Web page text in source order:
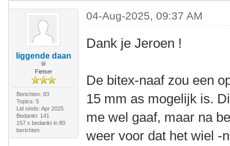
liggende daan
Fietser
Berichten: 83
Topics: 5
Lid sinds: Apr 2025
Bedankt: 141
157 x bedankt in 80
berichten
04-Aug-2025, 09:37 AM
Dank je Jeroen !
De bitex-naaf zou een
15 mm as mogelijk is.
me wel gaaf, maar na
weer voor dat het wiel -